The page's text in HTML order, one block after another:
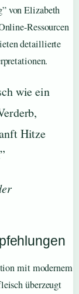
von Elizabeth
Ressourcen
detaillierte
wie ein
Hitze
mit modernem
überzeugt